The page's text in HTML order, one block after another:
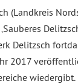
(Landkreis
Delitzsch
2017
wiedergibt.